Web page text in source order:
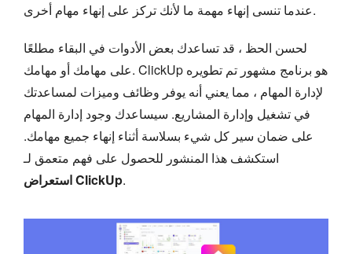
عندما تنسى إنهاء مهمة ما لأنك تركز على إنهاء مهام أخرى.
لحسن الحظ ، قد تساعدك بعض الأدوات في البقاء مطلعًا
على مهامك أو مهامك. ClickUp هو برنامج مشهور تم تطويره
لإدارة المهام ، مما يعني أنه يوفر وظائف وميزات لمساعدتك
في تشغيل وإدارة المشاريع. سيساعدك وجود إدارة المهام
على ضمان سير كل شيء بسلاسة أثناء إنهاء جميع مهامك.
استكشف هذا المنشور للحصول على فهم متعمق لـ
استعراض ClickUp.